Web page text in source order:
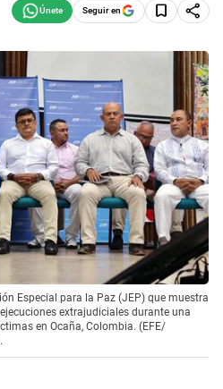
Seguir en
Especial para la Paz (JEP) que muestra
extrajudiciales durante una
en Ocaña, Colombia. (EFE/